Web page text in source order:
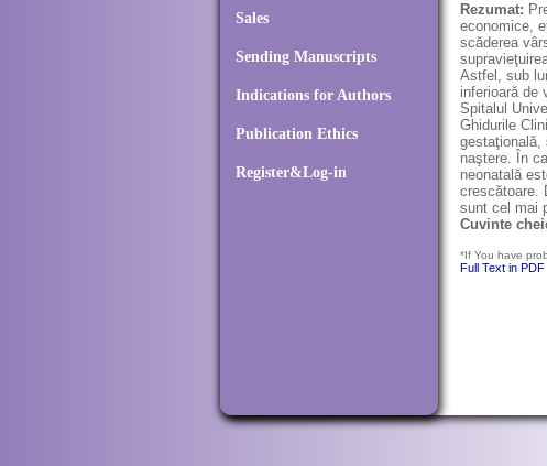
Sales
Sending Manuscripts
Indications for Authors
Publication Ethics
Register&Log-in
Rezumat:
economice,
scăderea
Astfel, sub
inferioară de
Spitalul
Ghidurile
gestaţională,
naştere. În
neonatală
crescătoare.
sunt cel mai
Cuvinte
*If You have
Full Text in PDF